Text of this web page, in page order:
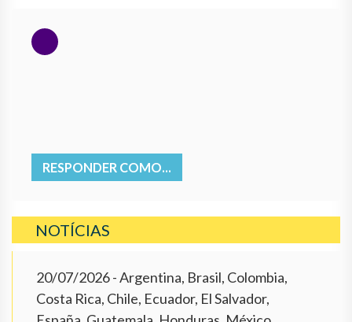
RESPONDER COMO...
NOTÍCIAS
20/07/2026- Argentina, Brasil, Colombia,
Costa Rica, Chile, Ecuador, El Salvador,